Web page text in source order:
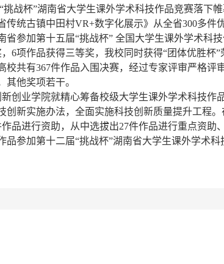
挑战杯”湖南省大学生课外学术科技作品竞赛落下
传统古镇中田村VR+数字化展示》从全省300多件
参加第十五届“挑战杯” 全国大学生课外学术科技
项作品获得三等奖，我校同时获得“团体优胜杯”
共有367件作品入围决赛，经过专家评审严格评
其他奖项若干。
业学院就精心筹备校级大学生课外学术科技作
创新实施办法，全面实施科技创新质量提升工程
品进行资助，从中选拔出27件作品进行重点资助
参加第十二届“挑战杯”湖南省大学生课外学术科